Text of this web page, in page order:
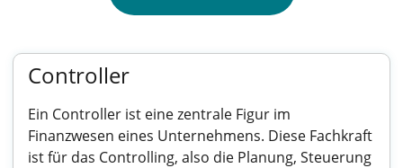
Controller
Ein Controller ist eine zentrale Figur im
Finanzwesen eines Unternehmens. Diese Fachkraft
ist für das Controlling, also die Planung, Steuerung